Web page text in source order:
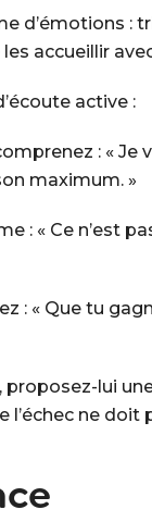
d’émotions :
accueillir
active :
: « Je
maximum. »
« Ce n’est
: « Que tu
lui
ne doit